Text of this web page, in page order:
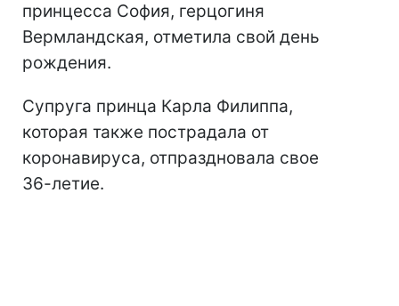
принцесса София, герцогиня
Вермландская, отметила свой день
рождения.
Супруга принца Карла Филиппа,
которая также пострадала от
коронавируса, отпраздновала свое
36-летие.